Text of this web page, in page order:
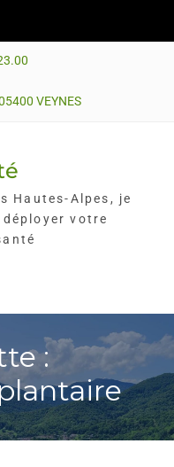
VEYNES
Hautes-Alpes, je
votre
: